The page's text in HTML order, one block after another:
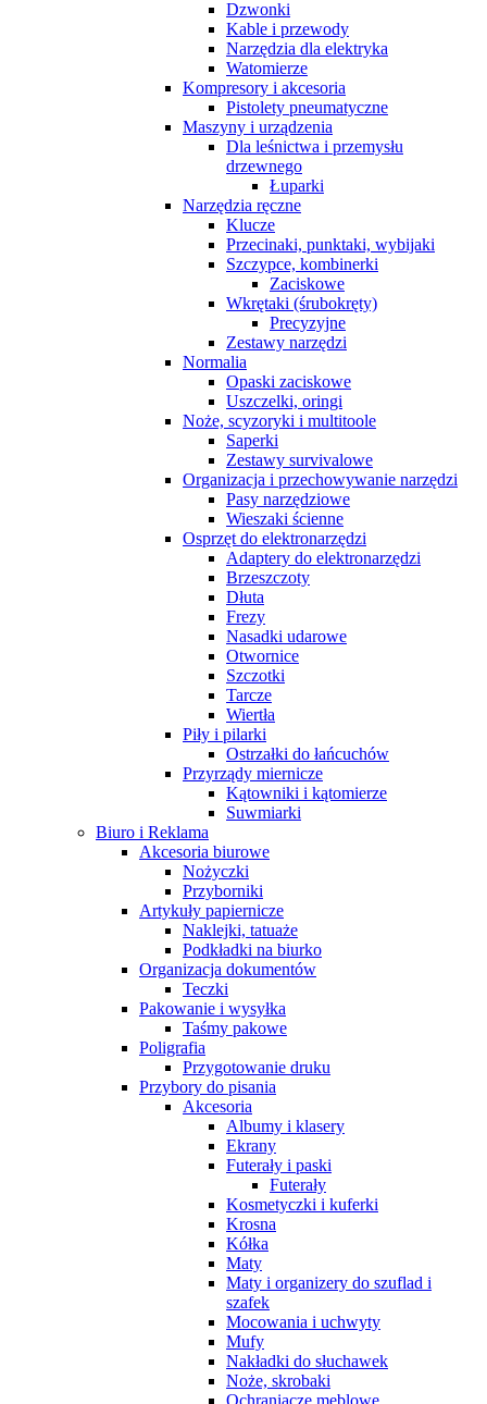
Dzwonki
Kable i przewody
Narzędzia dla elektryka
Watomierze
Kompresory i akcesoria
Pistolety pneumatyczne
Maszyny i urządzenia
Dla leśnictwa i przemysłu
drzewnego
Łuparki
Narzędzia ręczne
Klucze
Przecinaki, punktaki, wybijaki
Szczypce, kombinerki
Zaciskowe
Wkrętaki (śrubokręty)
Precyzyjne
Zestawy narzędzi
Normalia
Opaski zaciskowe
Uszczelki, oringi
Noże, scyzoryki i multitoole
Saperki
Zestawy survivalowe
Organizacja i przechowywanie narzędzi
Pasy narzędziowe
Wieszaki ścienne
Osprzęt do elektronarzędzi
Adaptery do elektronarzędzi
Brzeszczoty
Dłuta
Frezy
Nasadki udarowe
Otwornice
Szczotki
Tarcze
Wiertła
Piły i pilarki
Ostrzałki do łańcuchów
Przyrządy miernicze
Kątowniki i kątomierze
Suwmiarki
Biuro i Reklama
Akcesoria biurowe
Nożyczki
Przyborniki
Artykuły papiernicze
Naklejki, tatuaże
Podkładki na biurko
Organizacja dokumentów
Teczki
Pakowanie i wysyłka
Taśmy pakowe
Poligrafia
Przygotowanie druku
Przybory do pisania
Akcesoria
Albumy i klasery
Ekrany
Futerały i paski
Futerały
Kosmetyczki i kuferki
Krosna
Kółka
Maty
Maty i organizery do szuflad i
szafek
Mocowania i uchwyty
Mufy
Nakładki do słuchawek
Noże, skrobaki
Ochraniacze meblowe